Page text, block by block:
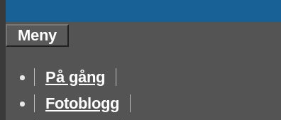
Meny
På gång
Fotoblogg